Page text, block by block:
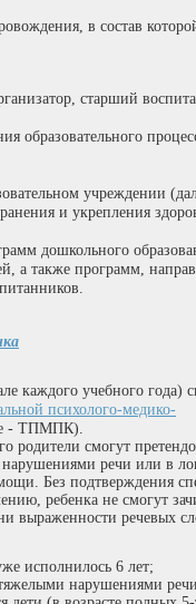
в состав
старший
образовательного
учреждении
и укрепления
дошкольного
а также программ,
каждого учебного года)
психолого-медико-
- ТПМПК).
смогут
речи или в
Без подтверждения
ребенка не смогут
выраженности речевых
исполнилось 6 лет;
нарушениями